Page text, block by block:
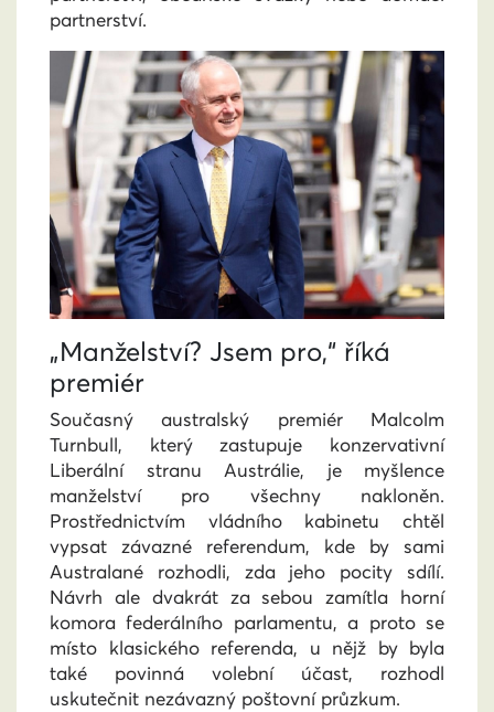
partnerství.
„Manželství? Jsem pro,“ říká
premiér
Současný australský premiér Malcolm
Turnbull, který zastupuje konzervativní
Liberální stranu Austrálie, je myšlence
manželství pro všechny nakloněn.
Prostřednictvím vládního kabinetu chtěl
vypsat závazné referendum, kde by sami
Australané rozhodli, zda jeho pocity sdílí.
Návrh ale dvakrát za sebou zamítla horní
komora federálního parlamentu, a proto se
místo klasického referenda, u nějž by byla
také povinná volební účast, rozhodl
uskutečnit nezávazný poštovní průzkum.